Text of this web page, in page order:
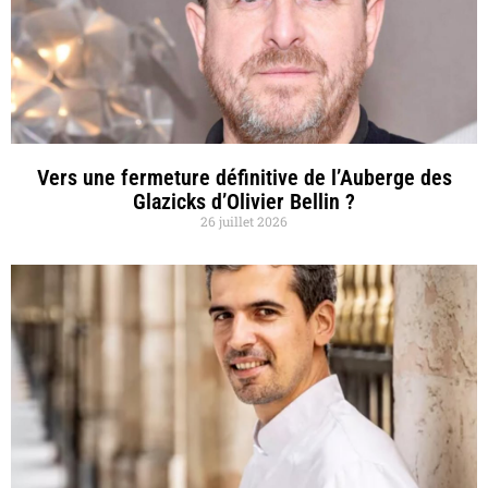
Vers une fermeture définitive de l’Auberge des
Glazicks d’Olivier Bellin ?
26 juillet 2026